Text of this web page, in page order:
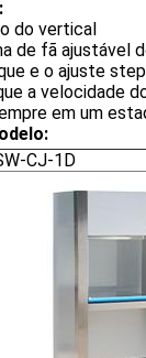
do vertical
de fã ajustável
e o ajuste
a velocidade
em um
CJ-1D